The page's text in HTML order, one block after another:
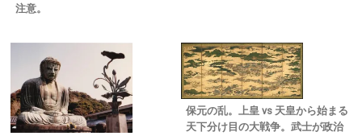
注意。
保元の乱。上皇 vs 天皇から始まる
天下分け目の大戦争。武士が政治